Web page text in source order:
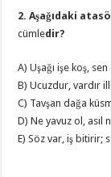
2. Aşağıdaki
cümledir?
A) Uşağı işe koş,
B) Ucuzdur, vardır
C) Tavşan dağa
D) Ne yavuz ol, asıl
E) Söz var, iş bitirir;